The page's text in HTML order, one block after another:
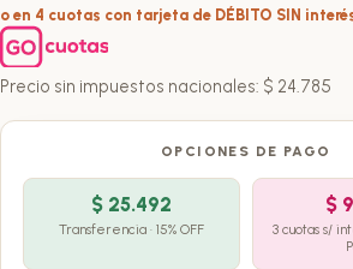
o en 4 cuotas con tarjeta de DÉBITO SIN
Precio sin impuestos nacionales: $ 24.785
OPCIONES DE PAGO
$25.492
Transferencia · 15% OFF
$
3 cuotas s/